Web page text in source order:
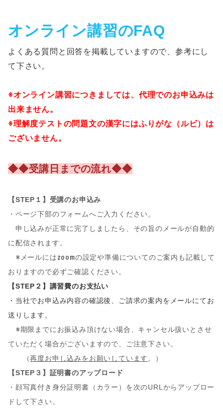
オンライン講習のFAQ
よくある質問と回答を掲載していますので、参考にし
て下さい。
※オンライン講習につきましては、代理でのお申込みは
出来ません。
※理解度テストの問題文の漢字にはふりがな（ルビ）は
ございません。
◆◆受講日までの流れ◆◆
【STEP１】受講のお申込み
・ページ下部のフォームへご入力ください。
申し込みが正常に完了しましたら、その旨のメールが自動的
に配信されます。
※メールにはzoomの設定や準備についてのご案内も記載して
おりますので必ずご確認ください。
【STEP２】講習費のお支払い
・当社でお申込み内容の確認後、ご請求の案内をメールにてお
送りします。
※期限までにお振込み頂けない場合、キャンセル扱いとさせ
ていただく場合がございますので、ご注意下さい。
（再度お申し込みをお願いしています 。）
【STEP３】証明書のアップロード
・顔写真付き身分証明書（カラー）を次のURLからアップロー
ドして下さい。